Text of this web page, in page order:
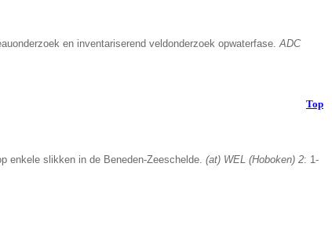
en inventariserend veldonderzoek opwaterfase.ADC
Top
enkele slikken in de Beneden-Zeeschelde. (at) WEL (Hoboken) 2: 1-